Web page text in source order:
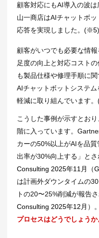
顧客対応にもAI導入の波
山一商店はAIチャットボ
応答を実現しました。(※5)
顧客がいつでも必要な情
足度の向上と対応コスト
も製品仕様や修理手順に
AIチャットボットシステ
軽減に取り組んでいます。
こうした事例が示すとお
階に入っています。
カーの50%以上がAIを品
出率が30%向上する」とさ
Consulting 2025年11月（
は計画外ダウンタイムの
トの20〜25%削減が報告
Consulting 2025年12月 ）
プロセスはどうでしょうか